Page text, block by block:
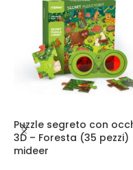
Puzzle segreto con
3D – Foresta (35 pezzi)
mideer